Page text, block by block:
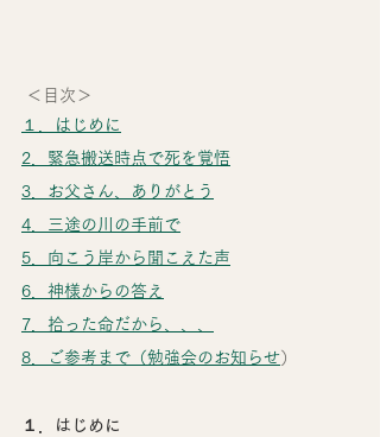
＜目次＞
１．はじめに
2．緊急搬送時点で死を覚悟
3．お父さん、ありがとう
4．三途の川の手前で
5．向こう岸から聞こえた声
6．神様からの答え
7．拾った命だから、、、
8．ご参考まで（勉強会のお知らせ）
１．はじめに